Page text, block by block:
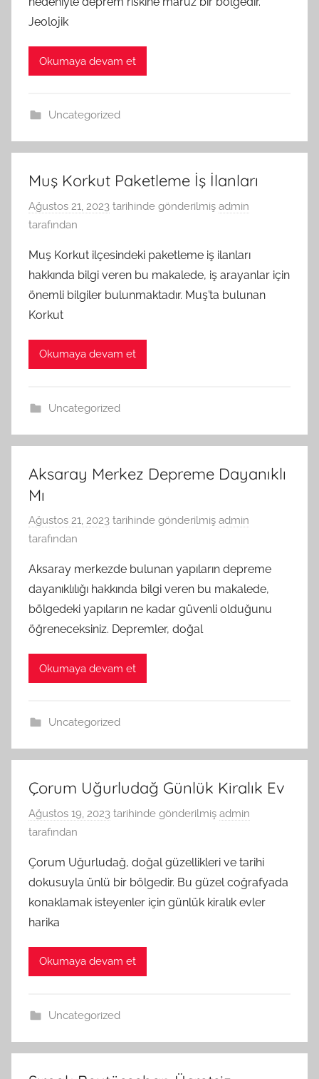
Jeolojik
Okumaya devam et
Uncategorized
Muş Korkut Paketleme İş İlanları
Ağustos 21, 2023 tarihinde gönderilmiş admin
tarafından
Muş Korkut ilçesindeki paketleme iş ilanları
hakkında bilgi veren bu makalede, iş arayanlar için
önemli bilgiler bulunmaktadır. Muş’ta bulunan
Korkut
Okumaya devam et
Uncategorized
Aksaray Merkez Depreme Dayanıklı
Mı
Ağustos 21, 2023 tarihinde gönderilmiş admin
tarafından
Aksaray merkezde bulunan yapıların depreme
dayanıklılığı hakkında bilgi veren bu makalede,
bölgedeki yapıların ne kadar güvenli olduğunu
öğreneceksiniz. Depremler, doğal
Okumaya devam et
Uncategorized
Çorum Uğurludağ Günlük Kiralık Ev
Ağustos 19, 2023 tarihinde gönderilmiş admin
tarafından
Çorum Uğurludağ, doğal güzellikleri ve tarihi
dokusuyla ünlü bir bölgedir. Bu güzel coğrafyada
konaklamak isteyenler için günlük kiralık evler
harika
Okumaya devam et
Uncategorized